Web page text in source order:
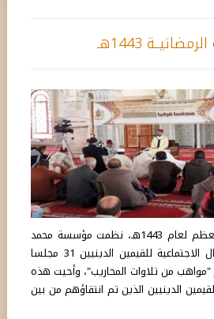
1443هـ
بمناسبة شهر رمضان المعظم لعام 1443هـ، نظمت مؤسسة محمد
السادس للنهوض بالأعمال الاجتماعية للقيمين الدينيين 31 مجلسا
"مواهب من تلاوات المحاريب"، وأحيت هذه
الدينيين الذين تم انتقاؤهم من بين